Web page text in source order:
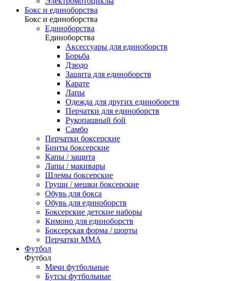
Бокс и единоборства
Бокс и единоборства
Единоборства
Единоборства
Аксессуары для единоборств
Борьба
Дзюдо
Защита для единоборств
Карате
Лапы
Одежда для других единоборств
Перчатки для единоборств
Рукопашный бой
Самбо
Перчатки боксерские
Бинты боксерские
Капы / защита
Лапы / макивары
Шлемы боксерские
Груши / мешки боксерские
Обувь для бокса
Обувь для единоборств
Боксерские детские наборы
Кимоно для единоборств
Боксерская форма / шорты
Перчатки ММА
Футбол
Футбол
Мячи футбольные
Бутсы футбольные